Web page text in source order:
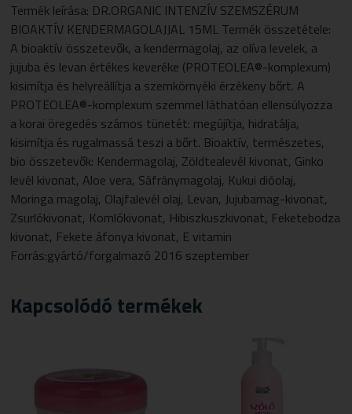
Termék leírása: DR.ORGANIC INTENZÍV SZEMSZÉRUM
BIOAKTÍV KENDERMAGOLAJJAL 15ML Termék összetétele:
A bioaktív összetevők, a kendermagolaj, az olíva levelek, a
jujuba és levan értékes keveréke (PROTEOLEA®-komplexum)
kisimítja és helyreállítja a szemkörnyéki érzékeny bőrt. A
PROTEOLEA®-komplexum szemmel láthatóan ellensúlyozza
a korai öregedés számos tünetét: megújítja, hidratálja,
kisimítja és rugalmassá teszi a bőrt. Bioaktív, természetes,
bio összetevők: Kendermagolaj, Zöldtealevél kivonat, Ginko
levél kivonat, Aloe vera, Sáfránymagolaj, Kukui dióolaj,
Moringa magolaj, Olajfalevél olaj, Levan, Jujubamag-kivonat,
Zsurlókivonat, Komlókivonat, Hibiszkuszkivonat, Feketebodza
kivonat, Fekete áfonya kivonat, E vitamin
Forrás:gyártó/forgalmazó 2016 szeptember
Kapcsolódó termékek